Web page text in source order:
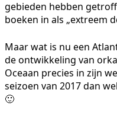
gebieden hebben
boeken in als „extreem
Maar wat is nu een
de ontwikkeling van
Oceaan precies in zijn
seizoen van 2017 dan
🙂